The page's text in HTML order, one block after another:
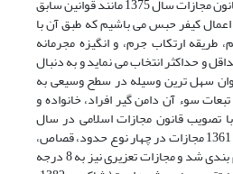
همراه شلاق شد و در قانون مجازات سال 1375 مانند قوانین سابق
کیفر حبس می باشیم که طبق آن با
ارتکاب جرم، و انگیزه مجرمانه
و حداکثر انتخاب می نماید و به دنبال
سهل ترین وسیله در سطح وسیعی به
سوء آن دامن گیر افراد، خانواده و
تصویب قانون مجازات اسلامی در سال
1392 مانند قانون سال 1361 مجازات در چهار نوع حدود، قصاص،
دیات و تعزیرات تقسیم بندی شد و مجازات تعزیری نیز به 8 درجه